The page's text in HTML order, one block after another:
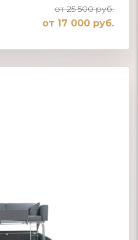
от 25 500 руб.
от 17 000 руб.